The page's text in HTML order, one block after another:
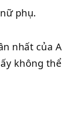
phụ.
nhất của A
không thể